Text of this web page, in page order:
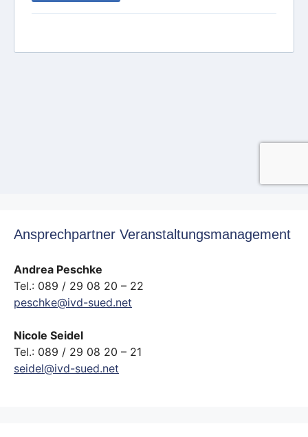
Ansprechpartner Veranstaltungsmanagement
Andrea Peschke
Tel.: 089 / 29 08 20 – 22
peschke@ivd-sued.net
Nicole Seidel
Tel.: 089 / 29 08 20 – 21
seidel@ivd-sued.net